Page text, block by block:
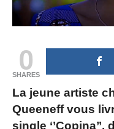
0
SHARES
La jeune artiste
Queeneff vous
single